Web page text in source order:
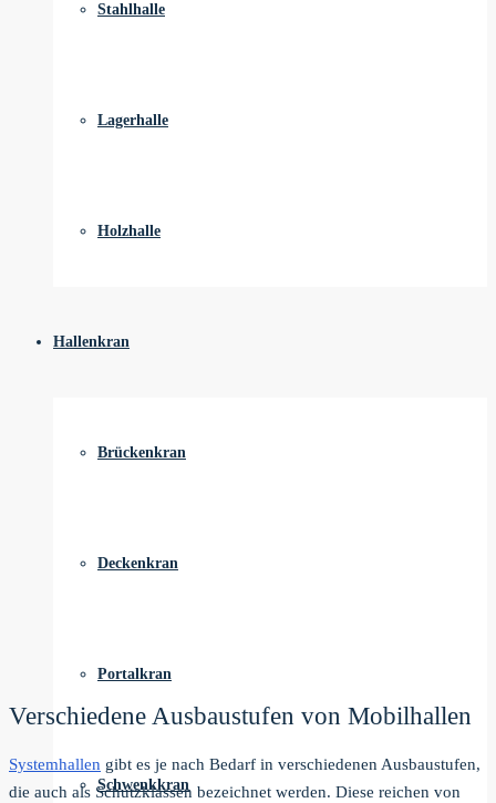
Stahlhalle
Lagerhalle
Holzhalle
Hallenkran
Brückenkran
Deckenkran
Portalkran
Schwenkkran
Verschiedene Ausbaustufen von Mobilhallen
Systemhallen gibt es je nach Bedarf in verschiedenen Ausbaustufen,
die auch als Schutzklassen bezeichnet werden. Diese reichen von